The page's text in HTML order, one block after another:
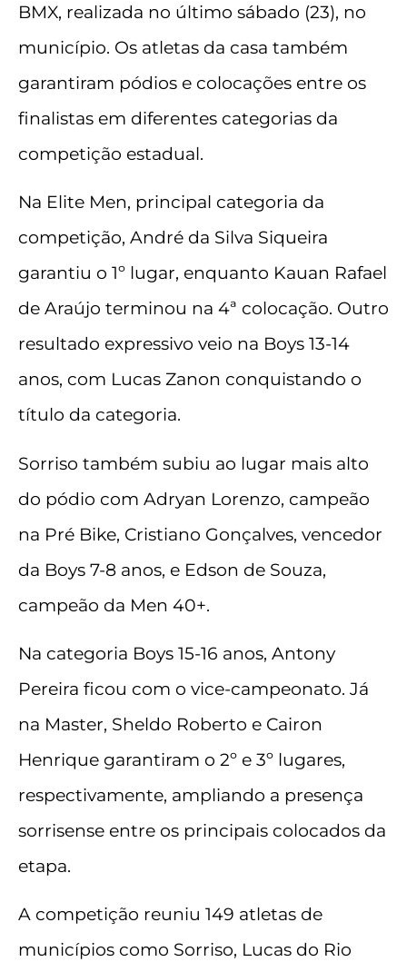
BMX, realizada no último sábado (23), no
município. Os atletas da casa também
garantiram pódios e colocações entre os
finalistas em diferentes categorias da
competição estadual.
Na Elite Men, principal categoria da
competição, André da Silva Siqueira
garantiu o 1º lugar, enquanto Kauan Rafael
de Araújo terminou na 4ª colocação. Outro
resultado expressivo veio na Boys 13-14
anos, com Lucas Zanon conquistando o
título da categoria.
Sorriso também subiu ao lugar mais alto
do pódio com Adryan Lorenzo, campeão
na Pré Bike, Cristiano Gonçalves, vencedor
da Boys 7-8 anos, e Edson de Souza,
campeão da Men 40+.
Na categoria Boys 15-16 anos, Antony
Pereira ficou com o vice-campeonato. Já
na Master, Sheldo Roberto e Cairon
Henrique garantiram o 2º e 3º lugares,
respectivamente, ampliando a presença
sorrisense entre os principais colocados da
etapa.
A competição reuniu 149 atletas de
municípios como Sorriso, Lucas do Rio